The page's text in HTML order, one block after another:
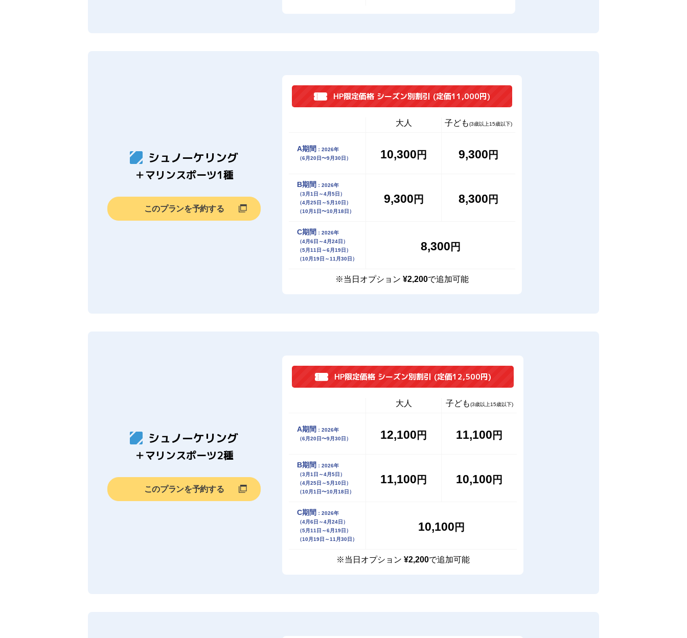
シュノーケリング
＋マリンスポーツ1種
このプランを予約する
HP限定価格 シーズン別割引 (定価11,000円)
大人 子ども(3歳以上15歳以下)
A期間 ：2026年
（6月20日〜9月30日）
10,300 円 9,300 円
B期間 ：2026年
（3月1日～4月5日）
（4月25日～5月10日）
（10月1日〜10月18日）
9,300 円 8,300 円
C期間 ：2026年
（4月6日～4月24日）
（5月11日～6月19日）
（10月19日～11月30日）
8,300 円
※当日オプション ¥2,200で追加可能
シュノーケリング
＋マリンスポーツ2種
このプランを予約する
HP限定価格 シーズン別割引 (定価12,500円)
大人 子ども(3歳以上15歳以下)
A期間 ：2026年
（6月20日〜9月30日）
12,100 円 11,100 円
B期間 ：2026年
（3月1日～4月5日）
（4月25日～5月10日）
（10月1日〜10月18日）
11,100 円 10,100 円
C期間 ：2026年
（4月6日～4月24日）
（5月11日～6月19日）
（10月19日～11月30日）
10,100 円
※当日オプション ¥2,200で追加可能